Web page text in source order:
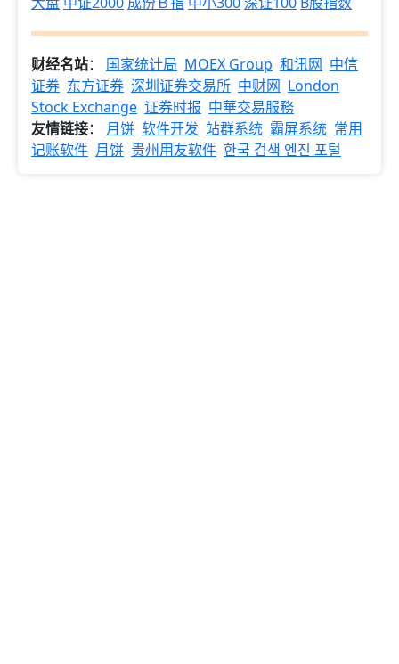
财经名站： 国家统计局 MOEX Group 和讯网 中信
证券 东方证券 深圳证券交易所 中财网 London
Stock Exchange 证券时报 中華交易服務
友情链接： 月饼 软件开发 站群系统 霸屏系统 常用
记账软件 月饼 贵州用友软件 한국 검색 엔진 포털